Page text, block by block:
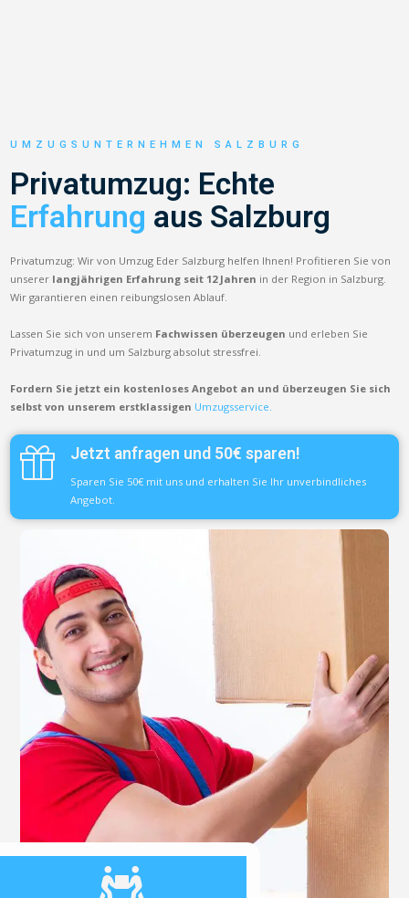
UMZUGSUNTERNEHMEN SALZBURG
Privatumzug: Echte
Erfahrung aus Salzburg
Privatumzug: Wir von Umzug Eder Salzburg helfen Ihnen! Profitieren Sie von
unserer langjährigen Erfahrung seit 12 Jahren in der Region in Salzburg.
Wir garantieren einen reibungslosen Ablauf.
Lassen Sie sich von unserem Fachwissen überzeugen und erleben Sie
Privatumzug in und um Salzburg absolut stressfrei.
Fordern Sie jetzt ein kostenloses Angebot an und überzeugen Sie sich
selbst von unserem erstklassigen Umzugsservice.
Jetzt anfragen und 50€ sparen!
Sparen Sie 50€ mit uns und erhalten Sie Ihr unverbindliches
Angebot.